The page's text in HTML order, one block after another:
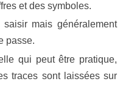
et des symboles.
mais généralement
passe.
qui peut être pratique,
traces sont laissées sur